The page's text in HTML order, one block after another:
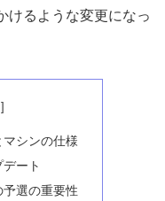
けるような変更になっ
シンの仕様
ート
選の重要性